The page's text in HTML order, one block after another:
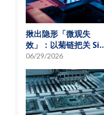
揪出隐形「微观失
效」：以菊链把关 SiP
可靠度测试
06/29/2026